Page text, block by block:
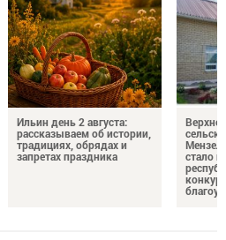
Ильин день 2 августа:
рассказываем об истории,
традициях, обрядах и
запретах праздника
стало